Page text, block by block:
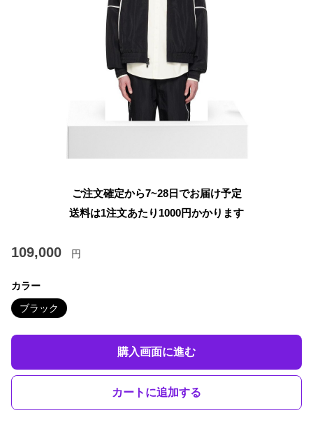
ご注文確定から7~28日でお届け予定
送料は1注文あたり 1000円かかります
109,000 円
カラー
ブラック
購入画面に進む
カートに追加する